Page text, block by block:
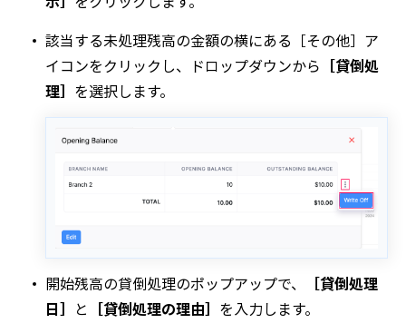
該当する未処理残高の金額の横にある ［その他］ ア
イコンをクリックし、ドロップダウンから ［貸倒処
理］ を選択します。
開始残高の貸倒処理のポップアップで、
［貸倒処理
日］ と ［貸倒処理の理由］ を入力します。